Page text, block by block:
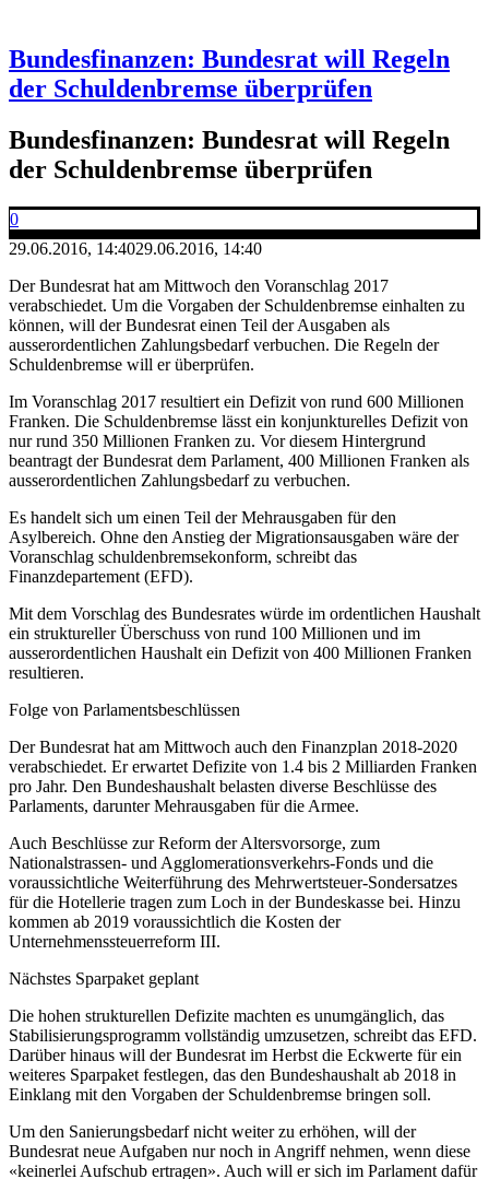
Bundesfinanzen: Bundesrat will Regeln
der Schuldenbremse überprüfen
Bundesfinanzen: Bundesrat will Regeln
der Schuldenbremse überprüfen
0
29.06.2016, 14:4029.06.2016, 14:40
Der Bundesrat hat am Mittwoch den Voranschlag 2017
verabschiedet. Um die Vorgaben der Schuldenbremse einhalten zu
können, will der Bundesrat einen Teil der Ausgaben als
ausserordentlichen Zahlungsbedarf verbuchen. Die Regeln der
Schuldenbremse will er überprüfen.
Im Voranschlag 2017 resultiert ein Defizit von rund 600 Millionen
Franken. Die Schuldenbremse lässt ein konjunkturelles Defizit von
nur rund 350 Millionen Franken zu. Vor diesem Hintergrund
beantragt der Bundesrat dem Parlament, 400 Millionen Franken als
ausserordentlichen Zahlungsbedarf zu verbuchen.
Es handelt sich um einen Teil der Mehrausgaben für den
Asylbereich. Ohne den Anstieg der Migrationsausgaben wäre der
Voranschlag schuldenbremsekonform, schreibt das
Finanzdepartement (EFD).
Mit dem Vorschlag des Bundesrates würde im ordentlichen Haushalt
ein struktureller Überschuss von rund 100 Millionen und im
ausserordentlichen Haushalt ein Defizit von 400 Millionen Franken
resultieren.
Folge von Parlamentsbeschlüssen
Der Bundesrat hat am Mittwoch auch den Finanzplan 2018-2020
verabschiedet. Er erwartet Defizite von 1.4 bis 2 Milliarden Franken
pro Jahr. Den Bundeshaushalt belasten diverse Beschlüsse des
Parlaments, darunter Mehrausgaben für die Armee.
Auch Beschlüsse zur Reform der Altersvorsorge, zum
Nationalstrassen- und Agglomerationsverkehrs-Fonds und die
voraussichtliche Weiterführung des Mehrwertsteuer-Sondersatzes
für die Hotellerie tragen zum Loch in der Bundeskasse bei. Hinzu
kommen ab 2019 voraussichtlich die Kosten der
Unternehmenssteuerreform III.
Nächstes Sparpaket geplant
Die hohen strukturellen Defizite machten es unumgänglich, das
Stabilisierungsprogramm vollständig umzusetzen, schreibt das EFD.
Darüber hinaus will der Bundesrat im Herbst die Eckwerte für ein
weiteres Sparpaket festlegen, das den Bundeshaushalt ab 2018 in
Einklang mit den Vorgaben der Schuldenbremse bringen soll.
Um den Sanierungsbedarf nicht weiter zu erhöhen, will der
Bundesrat neue Aufgaben nur noch in Angriff nehmen, wenn diese
«keinerlei Aufschub ertragen». Auch will er sich im Parlament dafür